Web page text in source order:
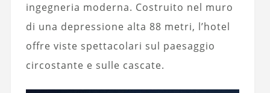
ingegneria moderna. Costruito nel muro
di una depressione alta 88 metri, l’hotel
offre viste spettacolari sul paesaggio
circostante e sulle cascate.